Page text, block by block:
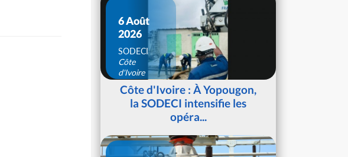
6 Août
2026
SODECI
Côte
d'Ivoire
Côte d'Ivoire : À Yopougon,
la SODECI intensifie les
opéra...